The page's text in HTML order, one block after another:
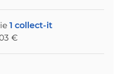
1 collect-it
€